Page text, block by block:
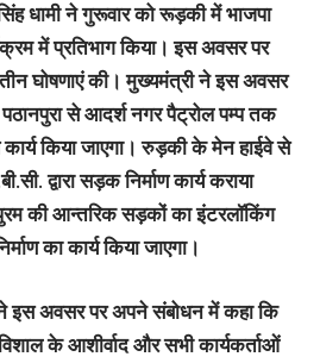
धामी ने गुरूवार को रूड़की में भाजपा
में प्रतिभाग किया। इस अवसर पर
घोषणाएं की। मुख्यमंत्री ने इस अवसर
से आदर्श नगर पैट्रोल पम्प तक
कार्य किया जाएगा। रुड़की के मेन हाईवे से
द्वारा सड़क निर्माण कार्य कराया
की आन्तरिक सड़कों का इंटरलॉकिंग
का कार्य किया जाएगा।
ने इस अवसर पर अपने संबोधन में कहा कि
के आशीर्वाद और सभी कार्यकर्ताओं